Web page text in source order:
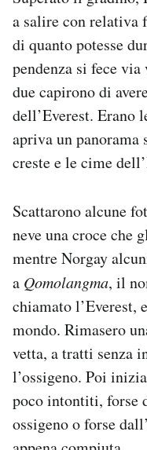
a salire con relativa
di quanto potesse
pendenza si fece
due capirono di
dell’Everest. Erano
apriva un
creste e le cime
Scattarono alcune
neve una croce che
mentre Norgay
a Qomolangma, il
chiamato l’Everest,
mondo. Rimasero
vetta, a tratti senza
l’ossigeno. Poi
poco intontiti, forse
ossigeno o forse